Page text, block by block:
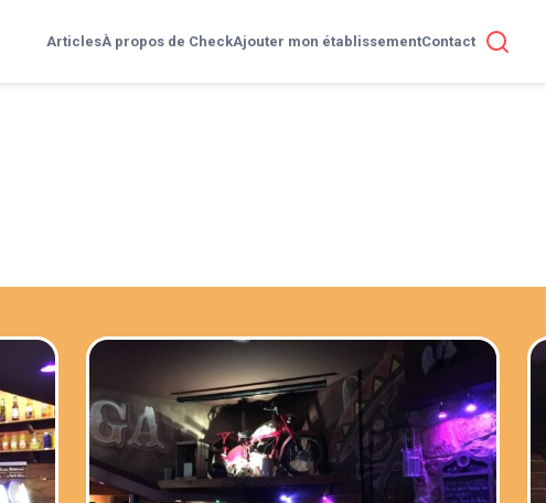
ArticlesÀ propos de CheckAjouter mon établissementContact